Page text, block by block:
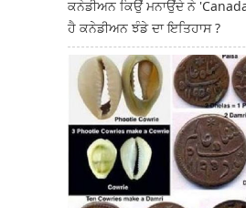
ਕਨੇਡੀਅਨ ਕਿਉਂ ਮਨਾਉਂਦੇ ਨੇ
ਹੈ ਕਨੇਡੀਅਨ ਝੰਡੇ ਦਾ ਇਤਿਹਾਸ ?